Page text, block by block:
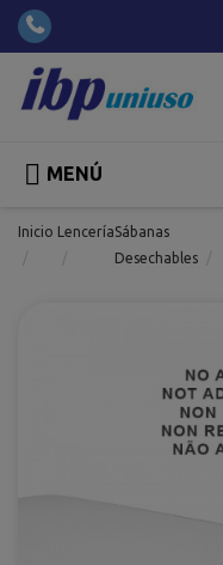
 MENÚ
Inicio LenceríaSábanas
Desechables